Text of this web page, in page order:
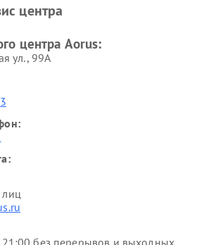
центра
центра Aorus:
ул., 99А
без перерывов и выходных